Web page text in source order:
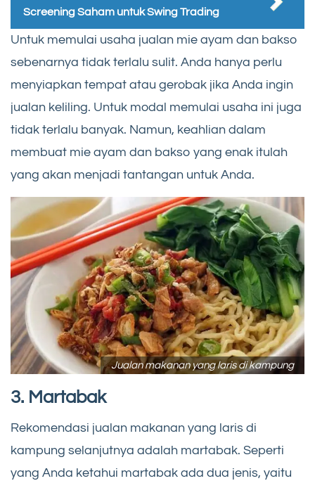
Screening Saham untuk Swing Trading
Untuk memulai usaha jualan mie ayam dan bakso
sebenarnya tidak terlalu sulit. Anda hanya perlu
menyiapkan tempat atau gerobak jika Anda ingin
jualan keliling. Untuk modal memulai usaha ini juga
tidak terlalu banyak. Namun, keahlian dalam
membuat mie ayam dan bakso yang enak itulah
yang akan menjadi tantangan untuk Anda.
Jualan makanan yang laris di kampung
3. Martabak
Rekomendasi jualan makanan yang laris di
kampung selanjutnya adalah martabak. Seperti
yang Anda ketahui martabak ada dua jenis, yaitu